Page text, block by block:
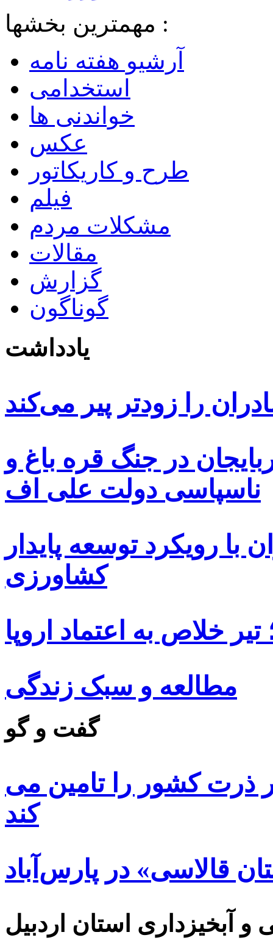
مهمترین بخشها :
آرشیو هفته نامه
استخدامی
خواندنی ها
عکس
طرح و کاریکاتور
فیلم
مشکلات مردم
مقالات
گزارش
گوناگون
یادداشت
را زودتر پیر می‌کند
در جنگ قره باغ و
ناسپاسی دولت علی اف
با رویکرد توسعه پایدار
کشاورزی
خلاص به اعتماد اروپا
مطالعه و سبک زندگی
گفت و گو
۸۵ درصد بذر ذرت کشور را تامین می
کند
قالاسی» در پارس‌آباد